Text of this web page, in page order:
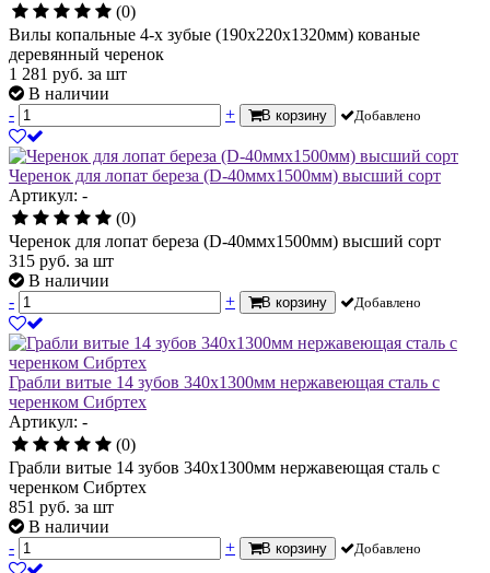
(0)
Вилы копальные 4-х зубые (190х220х1320мм) кованые
деревянный черенок
1 281 руб. за шт
В наличии
-
+ В корзину Добавлено
Черенок для лопат береза (D-40ммх1500мм) высший сорт
Артикул: -
(0)
Черенок для лопат береза (D-40ммх1500мм) высший сорт
315 руб. за шт
В наличии
-
+ В корзину Добавлено
Грабли витые 14 зубов 340х1300мм нержавеющая сталь с
черенком Сибртех
Артикул: -
(0)
Грабли витые 14 зубов 340х1300мм нержавеющая сталь с
черенком Сибртех
851 руб. за шт
В наличии
-
+ В корзину Добавлено